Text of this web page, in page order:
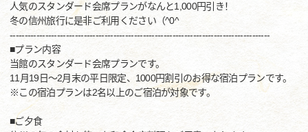
人気のスタンダード会席プランがなんと1,000円引き！
冬の信州旅行に是非ご利用ください（^0^
----------------------------------------------------------------------------------------
■プラン内容
当館のスタンダード会席プランです。
11月19日～2月末の平日限定、1000円割引のお得な宿泊プランです。
※この宿泊プランは2名以上のご宿泊が対象です。
■ご夕食